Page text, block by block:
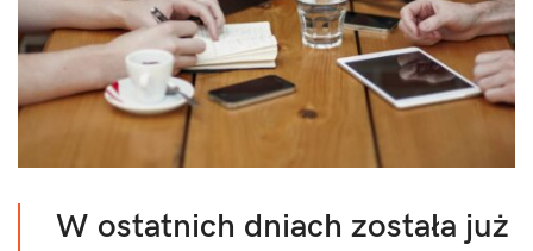
W ostatnich dniach została już